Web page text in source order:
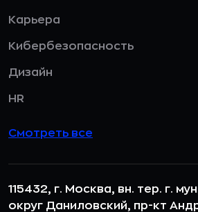
Карьера
Кибербезопасность
Дизайн
HR
Смотреть все
115432, г. Москва, вн. тер. г.
округ Даниловский, пр-кт